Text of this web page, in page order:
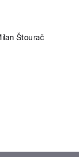
Štourač